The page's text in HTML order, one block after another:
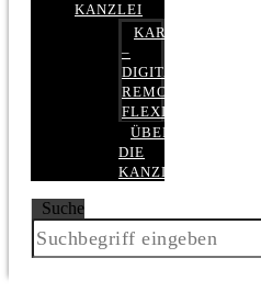
KANZLEI
KARRIERE
–
DIGITAL,
REMOTE,
FLEXIBEL
ÜBER
DIE
KANZLEI
Suche